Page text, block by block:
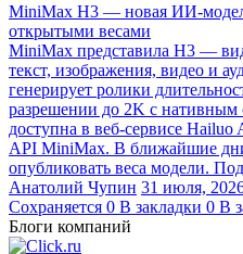
MiniMax H3 — новая ИИ-
открытыми весами
MiniMax представила H3 —
текст, изображения, видео и
генерирует ролики
разрешении до 2K с нативным
доступна в веб-сервисе
API MiniMax. В ближайшие
опубликовать веса модели.
Анатолий Чупин 31 июля,
Сохраняется 0 В закладки 0 В
Блоги компаний